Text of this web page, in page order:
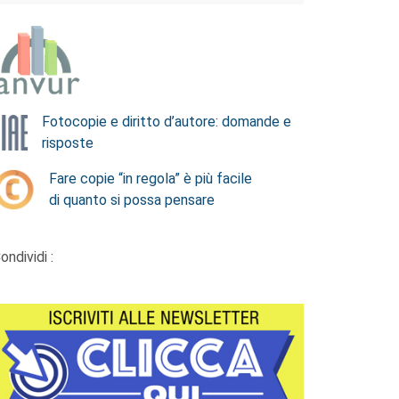
Fotocopie e diritto d’autore: domande e
risposte
Fare copie “in regola” è più facile
di quanto si possa pensare
: